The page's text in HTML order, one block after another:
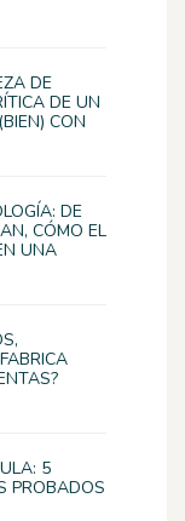
DE
DE UN
CON
DE
CÓMO EL
UNA
5
PROBADOS